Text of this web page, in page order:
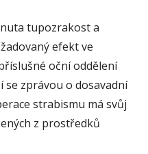
tupozrakost a
efekt ve
oční oddělení
zprávou o dosavadní
strabismu má svůj
z prostředků